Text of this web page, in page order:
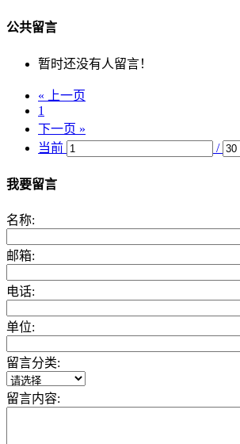
公共留言
暂时还没有人留言！
« 上一页
1
下一页 »
当前
/
我要留言
名称:
邮箱:
电话:
单位:
留言分类:
留言内容: